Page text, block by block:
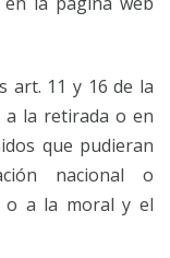
art. 11 y 16 de la
a la retirada o en
que pudieran
nacional o
o a la moral y el